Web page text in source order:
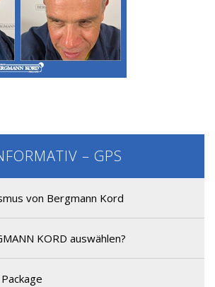
FUE Haartransplantation
FUE Haartransplantation
– GPS
von Bergmann Kord
KORD auswählen?